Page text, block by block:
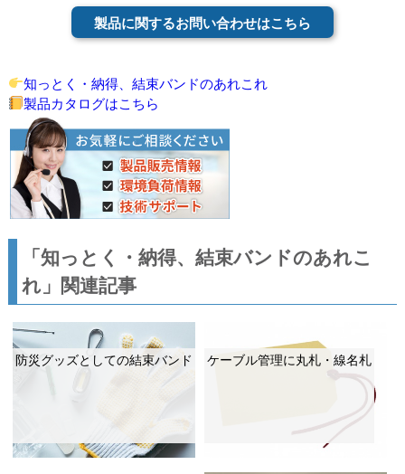
製品に関するお問い合わせはこちら
知っとく・納得、結束バンドのあれこれ
製品カタログはこちら
「知っとく・納得、結束バンドのあれこ
れ」関連記事
防災グッズとしての結束バンド ケーブル管理に丸札・線名札